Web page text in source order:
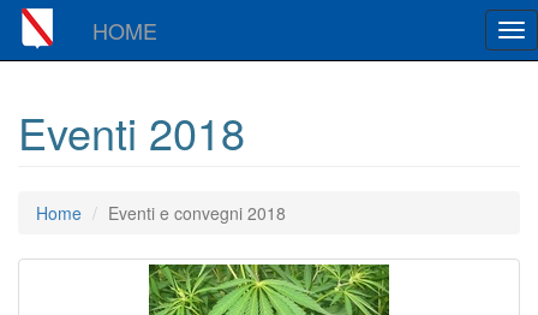
HOME
Eventi 2018
Home Eventi e convegni 2018